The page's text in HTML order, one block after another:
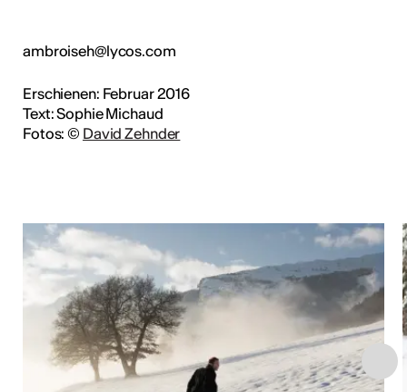
ambroiseh@lycos.com
Erschienen: Februar 2016
Text: Sophie Michaud
Fotos: © David Zehnder